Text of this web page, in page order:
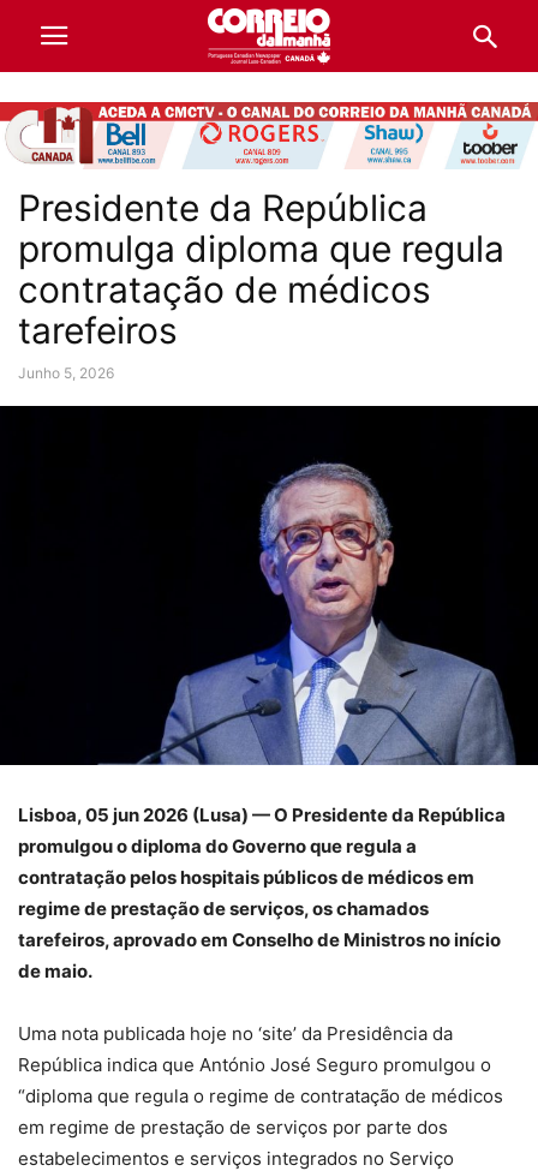
Presidente da República
promulga diploma que regula
contratação de médicos
tarefeiros
Junho 5, 2026
Lisboa, 05 jun 2026 (Lusa) — O Presidente da República
promulgou o diploma do Governo que regula a
contratação pelos hospitais públicos de médicos em
regime de prestação de serviços, os chamados
tarefeiros, aprovado em Conselho de Ministros no início
de maio.
Uma nota publicada hoje no ‘site’ da Presidência da
República indica que António José Seguro promulgou o
“diploma que regula o regime de contratação de médicos
em regime de prestação de serviços por parte dos
estabelecimentos e serviços integrados no Serviço